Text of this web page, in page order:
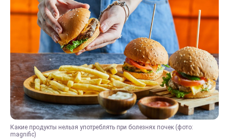
Какие продукты нельзя употреблять при болезнях почек (фото:
magnific)